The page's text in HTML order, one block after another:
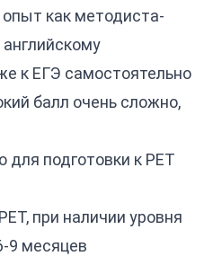
как методиста-
к ЕГЭ самостоятельно
балл очень сложно,
подготовки к PET
при наличии уровня
9 месяцев